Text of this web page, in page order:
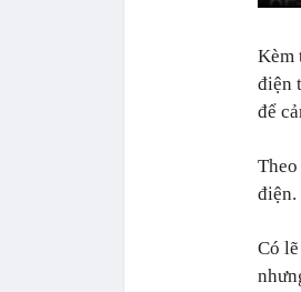
Kèm
điện
để
điện.
Có